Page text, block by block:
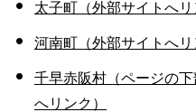
太子町（外部サイトへリ
河南町（外部サイトへリ
千早赤阪村（ページの
へリンク）